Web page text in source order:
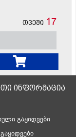
თვეში 17
ინფორმაცია
გაყიდვები